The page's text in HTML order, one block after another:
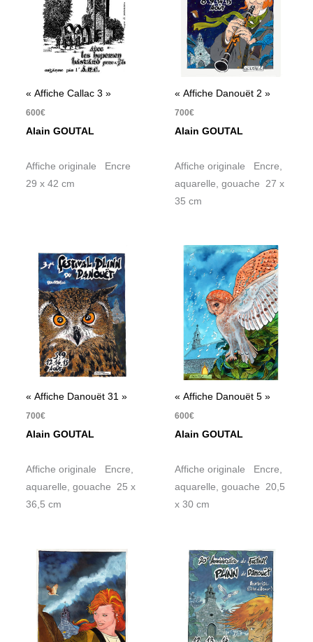
« Affiche Callac 3 »
600€
Alain GOUTAL
Affiche originale Encre
29 x 42 cm
« Affiche Danouët 2 »
700€
Alain GOUTAL
Affiche originale Encre,
aquarelle, gouache 27 x
35 cm
« Affiche Danouët 31 »
700€
Alain GOUTAL
Affiche originale Encre,
aquarelle, gouache 25 x
36,5 cm
« Affiche Danouët 5 »
600€
Alain GOUTAL
Affiche originale Encre,
aquarelle, gouache 20,5
x 30 cm